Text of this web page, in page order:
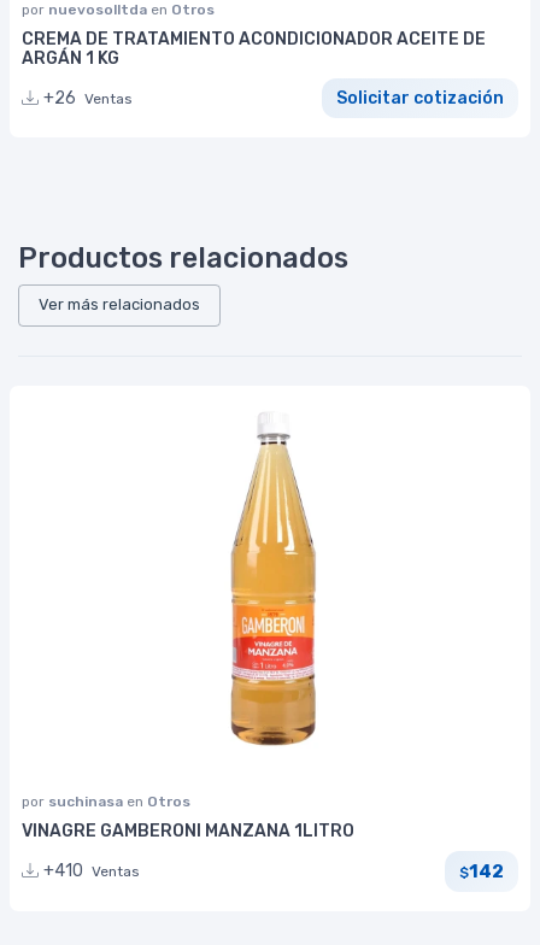
por nuevosolltda en Otros
CREMA DE TRATAMIENTO ACONDICIONADOR ACEITE DE
ARGÁN 1 KG
+26 Ventas Solicitar cotización
Productos relacionados
Ver más relacionados
por suchinasa en Otros
VINAGRE GAMBERONI MANZANA 1LITRO
+410 Ventas $142